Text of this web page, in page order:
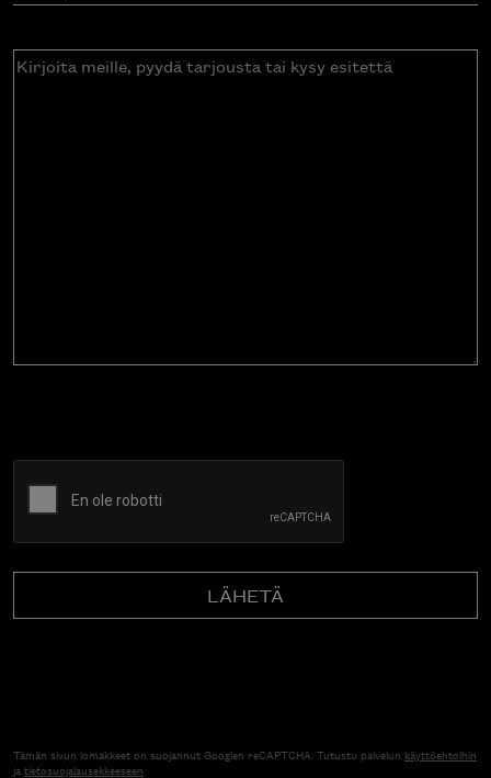
Kirjoita
Tämän sivun lomakkeet on suojannut Googlen reCAPTCHA. Tutustu palvelun käyttöehtoihin
jatietosuojalausekkeeseen